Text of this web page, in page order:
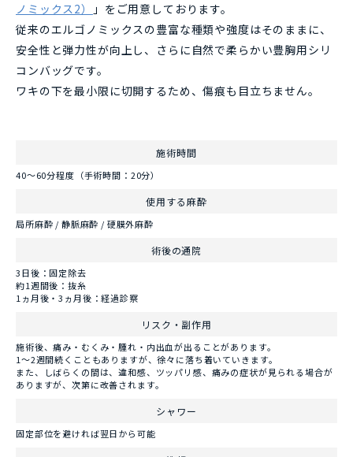
ノミックス2）
」をご用意しております。
従来のエルゴノミックスの豊富な種類や強度はそのままに、
安全性と弾力性が向上し、さらに自然で柔らかい豊胸用シリ
コンバッグです。
ワキの下を最小限に切開するため、傷痕も目立ちません。
施術時間
40～60分程度（手術時間：20分）
使用する麻酔
局所麻酔 / 静脈麻酔 / 硬膜外麻酔
術後の通院
3日後：固定除去
約1週間後：抜糸
1ヵ月後・3ヵ月後：経過診察
リスク・副作用
施術後、痛み・むくみ・腫れ・内出血が出ることがあります。
1～2週間続くこともありますが、徐々に落ち着いていきます。
また、しばらくの間は、違和感、ツッパリ感、痛みの症状が見られる場合が
ありますが、次第に改善されます。
シャワー
固定部位を避ければ翌日から可能